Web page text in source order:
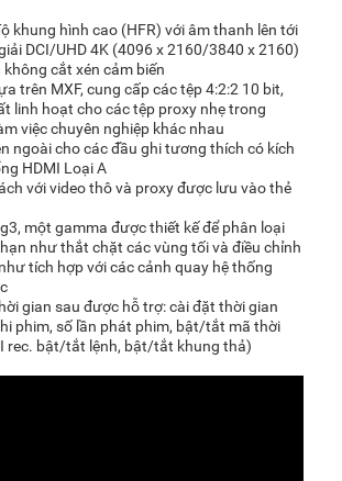
khung hình cao (HFR) với âm thanh lên tới
DCI/UHD 4K (4096 x 2160/3840 x 2160)
cắt xén cảm biến
trên MXF, cung cấp các tệp 4:2:2 10 bit,
linh hoạt cho các tệp proxy nhẹ trong
việc chuyên nghiệp khác nhau
ngoài cho các đầu ghi tương thích có kích
HDMI Loại A
với video thô và proxy được lưu vào thẻ
một gamma được thiết kế để phân loại
như thắt chặt các vùng tối và điều chỉnh
tích hợp với các cảnh quay hệ thống
gian sau được hỗ trợ: cài đặt thời gian
phim, số lần phát phim, bật/tắt mã thời
rec. bật/tắt lệnh, bật/tắt khung thả)